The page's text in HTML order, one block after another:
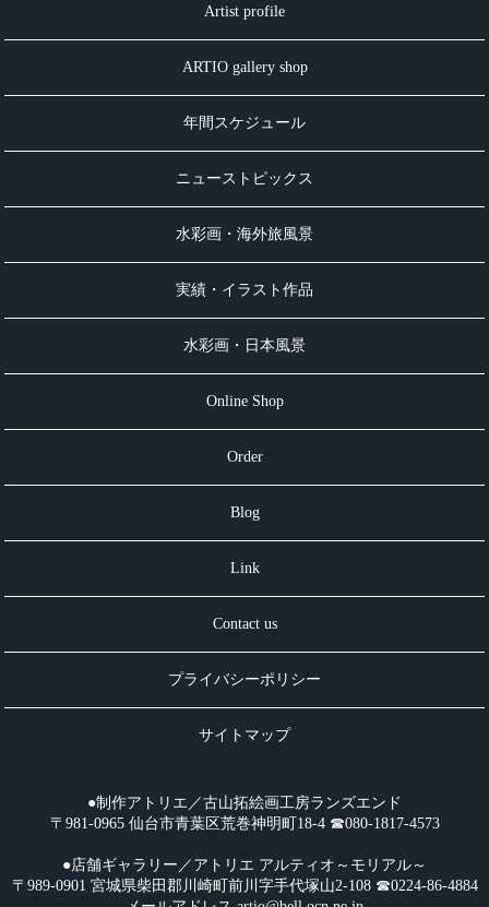
Artist profile
ARTIO gallery shop
年間スケジュール
ニューストピックス
水彩画・海外旅風景
実績・イラスト作品
水彩画・日本風景
Online Shop
Order
Blog
Link
Contact us
プライバシーポリシー
サイトマップ
●制作アトリエ／古山拓絵画工房ランズエンド
〒981-0965 仙台市青葉区荒巻神明町18-4 ☎︎080-1817-4573
●店舗ギャラリー／アトリエ アルティオ～モリアル～
〒989-0901 宮城県柴田郡川崎町前川字手代塚山2-108 ☎︎0224-86-4884